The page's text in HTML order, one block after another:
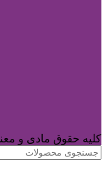
کلیه حقوق مادی و